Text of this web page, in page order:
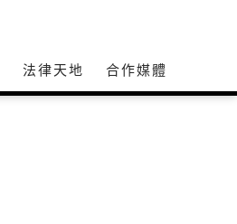
法律天地 合作媒體